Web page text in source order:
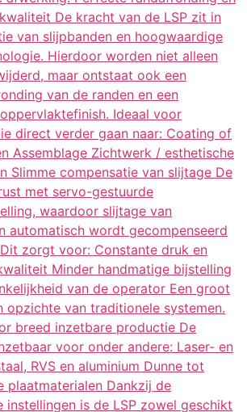
De kracht van de LSP zit in
van slijpbanden en hoogwaardige
Hierdoor worden niet alleen
maar ontstaat ook een
van de randen en een
Ideaal voor
direct verder gaan naar: Coating of
Assemblage Zichtwerk / esthetische
Slimme compensatie van slijtage De
met servo-gestuurde
waardoor slijtage van
automatisch wordt gecompenseerd
zorgt voor: Constante druk en
Minder handmatige bijstelling
van de operator Een groot
opzichte van traditionele systemen.
breed inzetbare productie De
voor onder andere: Laser- en
RVS en aluminium Dunne tot
plaatmaterialen Dankzij de
instellingen is de LSP zowel geschikt